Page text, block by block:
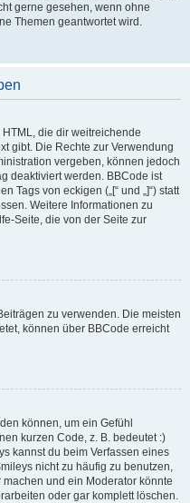
gerne gesehen, wenn ohne
Themen geantwortet wird.
die dir weitreichende
gibt. Die Rechte zur Verwendung
vergeben, können jedoch
deaktiviert werden. BBCode ist
Tags von eckigen („[“ und „]“) statt
Weitere Informationen zu
Seite, die von der Seite zur
zu verwenden. Die meisten
können über BBCode erreicht
können, um ein Gefühl
kurzen Code, z. B. bedeutet :)
kannst du beim Verfassen eines
nicht zu häufig zu benutzen,
und ein Moderator könnte
oder gar komplett löschen.